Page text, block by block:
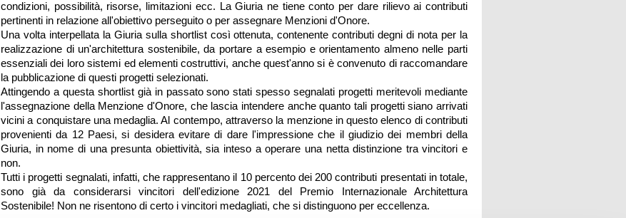
condizioni, possibilità, risorse, limitazioni ecc. La Giuria ne tiene conto per dare rilievo ai contributi
pertinenti in relazione all'obiettivo perseguito o per assegnare Menzioni d'Onore.
Una volta interpellata la Giuria sulla shortlist così ottenuta, contenente contributi degni di nota per la
realizzazione di un'architettura sostenibile, da portare a esempio e orientamento almeno nelle parti
essenziali dei loro sistemi ed elementi costruttivi, anche quest'anno si è convenuto di raccomandare
la pubblicazione di questi progetti selezionati.
Attingendo a questa shortlist già in passato sono stati spesso segnalati progetti meritevoli mediante
l'assegnazione della Menzione d'Onore, che lascia intendere anche quanto tali progetti siano arrivati
vicini a conquistare una medaglia. Al contempo, attraverso la menzione in questo elenco di contributi
provenienti da 12 Paesi, si desidera evitare di dare l'impressione che il giudizio dei membri della
Giuria, in nome di una presunta obiettività, sia inteso a operare una netta distinzione tra vincitori e
non.
Tutti i progetti segnalati, infatti, che rappresentano il 10 percento dei 200 contributi presentati in totale,
sono già da considerarsi vincitori dell'edizione 2021 del Premio Internazionale Architettura
Sostenibile! Non ne risentono di certo i vincitori medagliati, che si distinguono per eccellenza.